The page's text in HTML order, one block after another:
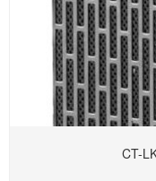
CT-